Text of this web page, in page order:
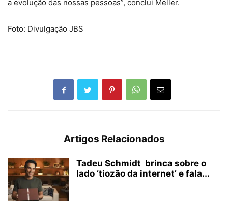
a evolução das nossas pessoas”, conclui Meller.
Foto: Divulgação JBS
Artigos Relacionados
Tadeu Schmidt brinca sobre o
lado ‘tiozão da internet’ e fala...